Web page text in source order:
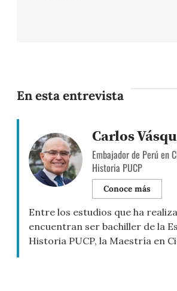
En esta entrevista
Carlos
Embajador de Perú en
Historia PUCP
Conoce más
Entre los estudios que ha
encuentran ser bachiller de la
Historia PUCP, la Maestría en